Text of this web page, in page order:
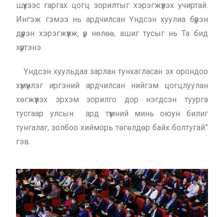
шүүхээс гаргах цогц зорилтыг хэрэгжүүлэх учиртай.
Ингэж гэмээ нь ардчилсан Үндсэн хуулиа бүрэн
дүүрэн хэрэгжүүлж, үр нөлөө, ашиг тусыг нь Та бид
хүртэнэ.
Үндсэн хуульдаа зарлан тунхагласан эх орондоо
хүмүүнлэг иргэний ардчилсан нийгэм цогцлуулан
хөгжүүлэх эрхэм зорилго дор нэгдсэн туурга
тусгаар улсын ард түмний минь оюун билиг
тунгалаг, золбоо хийморь төгөлдөр байх болтугай”
гэв.